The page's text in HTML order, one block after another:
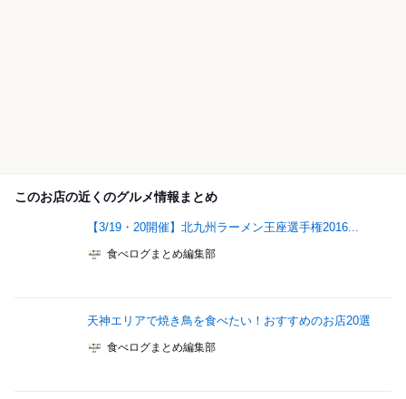
このお店の近くのグルメ情報まとめ
【3/19・20開催】北九州ラーメン王座選手権2016...
食べログまとめ編集部
天神エリアで焼き鳥を食べたい！おすすめのお店20選
食べログまとめ編集部